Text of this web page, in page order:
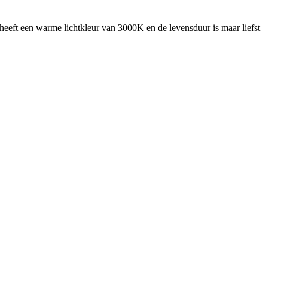
een warme lichtkleur van 3000K en de levensduur is maar liefst